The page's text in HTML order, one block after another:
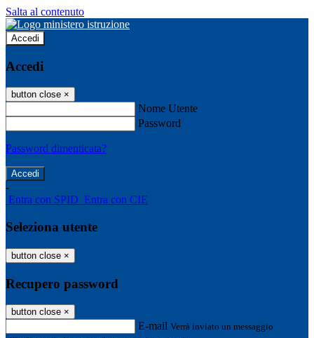
Salta al contenuto
Accedi
Accedi
button close ×
Nome Utente
Password
Password dimenticata?
-
Entra con SPID Entra con CIE
Seleziona utente
button close ×
Recupero password
button close ×
E-mail Verrà inviato un messaggio